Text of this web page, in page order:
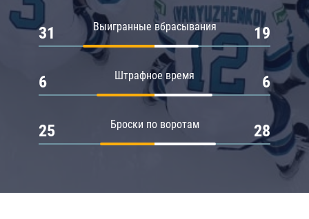
Выигранные вбрасывания
31 19
Штрафное время
6 6
Броски по воротам
25 28